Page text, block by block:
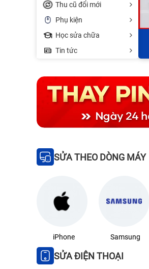
Thu cũ đổi mới
Phụ kiện
Học sửa chữa
Tin tức
Thay RAM chỉ
350.000đ
Bàn phím
SỬA THEO DÒNG MÁY
iPhone Samsung
SỬA ĐIỆN THOẠI